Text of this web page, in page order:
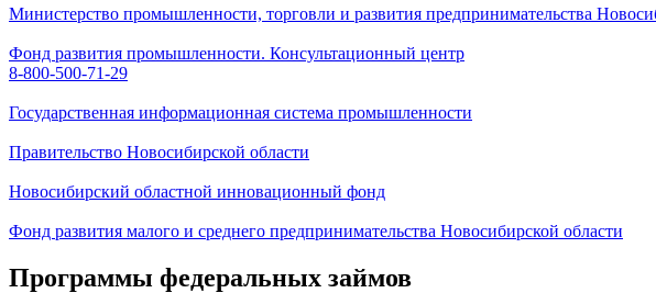
Министерство промышленности, торговли и развития предпринимательства
Фонд развития промышленности. Консультационный центр
8-800-500-71-29
Государственная информационная система промышленности
Правительство Новосибирской области
Новосибирский областной инновационный фонд
Фонд развития малого и среднего предпринимательства Новосибирской области
Программы федеральных займов